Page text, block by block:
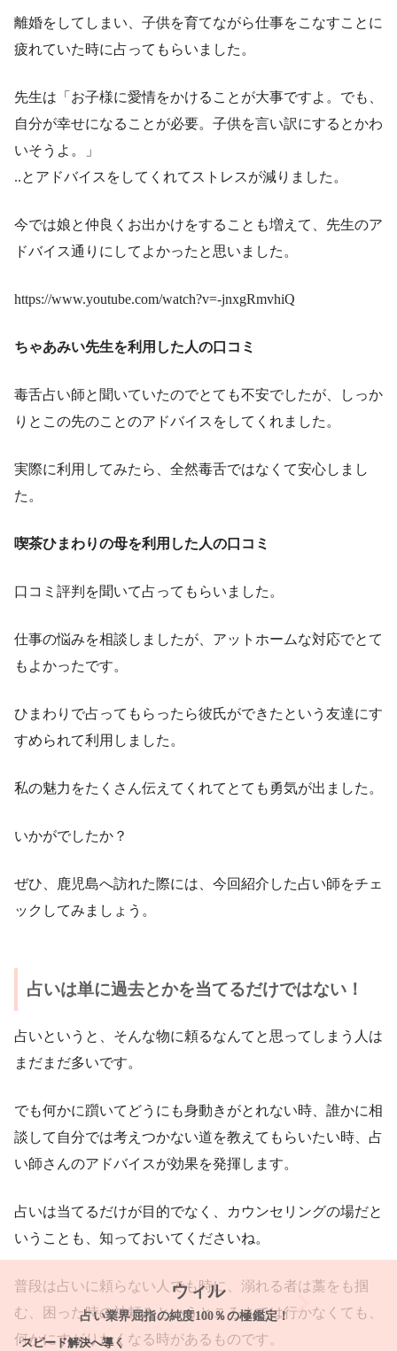
離婚をしてしまい、子供を育てながら仕事をこなすことに
疲れていた時に占ってもらいました。
先生は「お子様に愛情をかけることが大事ですよ。でも、
自分が幸せになることが必要。子供を言い訳にするとかわ
いそうよ。」
..とアドバイスをしてくれてストレスが減りました。
今では娘と仲良くお出かけをすることも増えて、先生のア
ドバイス通りにしてよかったと思いました。
https://www.youtube.com/watch?v=-jnxgRmvhiQ
ちゃあみい先生を利用した人の口コミ
毒舌占い師と聞いていたのでとても不安でしたが、しっか
りとこの先のことのアドバイスをしてくれました。
実際に利用してみたら、全然毒舌ではなくて安心しまし
た。
喫茶ひまわりの母を利用した人の口コミ
口コミ評判を聞いて占ってもらいました。
仕事の悩みを相談しましたが、アットホームな対応でとて
もよかったです。
ひまわりで占ってもらったら彼氏ができたという友達にす
すめられて利用しました。
私の魅力をたくさん伝えてくれてとても勇気が出ました。
いかがでしたか？
ぜひ、鹿児島へ訪れた際には、今回紹介した占い師をチェ
ックしてみましょう。
占いは単に過去とかを当てるだけではない！
占いというと、そんな物に頼るなんてと思ってしまう人は
まだまだ多いです。
でも何かに躓いてどうにも身動きがとれない時、誰かに相
談して自分では考えつかない道を教えてもらいたい時、占
い師さんのアドバイスが効果を発揮します。
占いは当てるだけが目的でなく、カウンセリングの場だと
いうことも、知っておいてくださいね。
普段は占いに頼らない人でも時に、溺れる者は藁をも掴
む、困った時の神頼みというところまでは行かなくても、
何かにすがりたくなる時があるものです。
ウィル
占い業界屈指の純度100％の極鑑定！
ード解決へ導く